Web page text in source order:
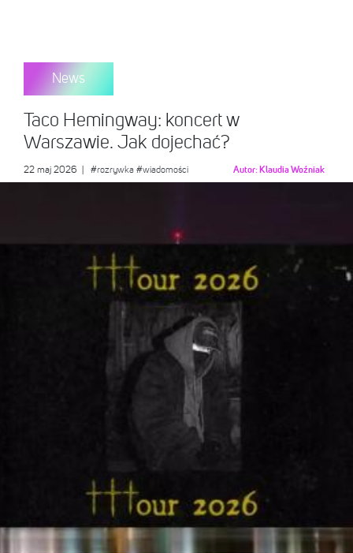
News
Taco Hemingway: koncert w
Warszawie. Jak dojechać?
22 maj 2026 #rozrywka #wiadomości Autor: Klaudia Woźniak